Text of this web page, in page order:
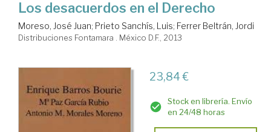
Los desacuerdos en el Derecho
Moreso, José Juan; Prieto Sanchís, Luis; Ferrer Beltrán, Jordi
Distribuciones Fontamara . México D.F., 2013
23,84 €
Stock en librería. Envío
en 24/48 horas